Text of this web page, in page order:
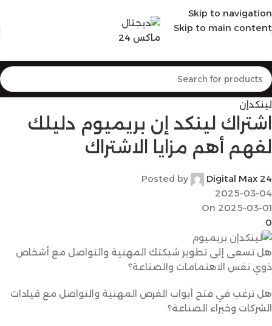
Skip to navigation
Skip to main content
لينكدإن
اشتراك لينكد إن بريميوم دليلك
لفهم أهم مزايا الاشتراك
Posted by
Digital Max 24
2025-03-04
On 2025-03-01
0
هل تسعى إلى تطوير شبكتك المهنية والتواصل مع أشخاص
ذوي نفس الاهتمامات والصناعة؟
هل ترغب في فتح أبواب الفرص المهنية والتواصل مع قيادات
الشركات وخبراء الصناعة؟